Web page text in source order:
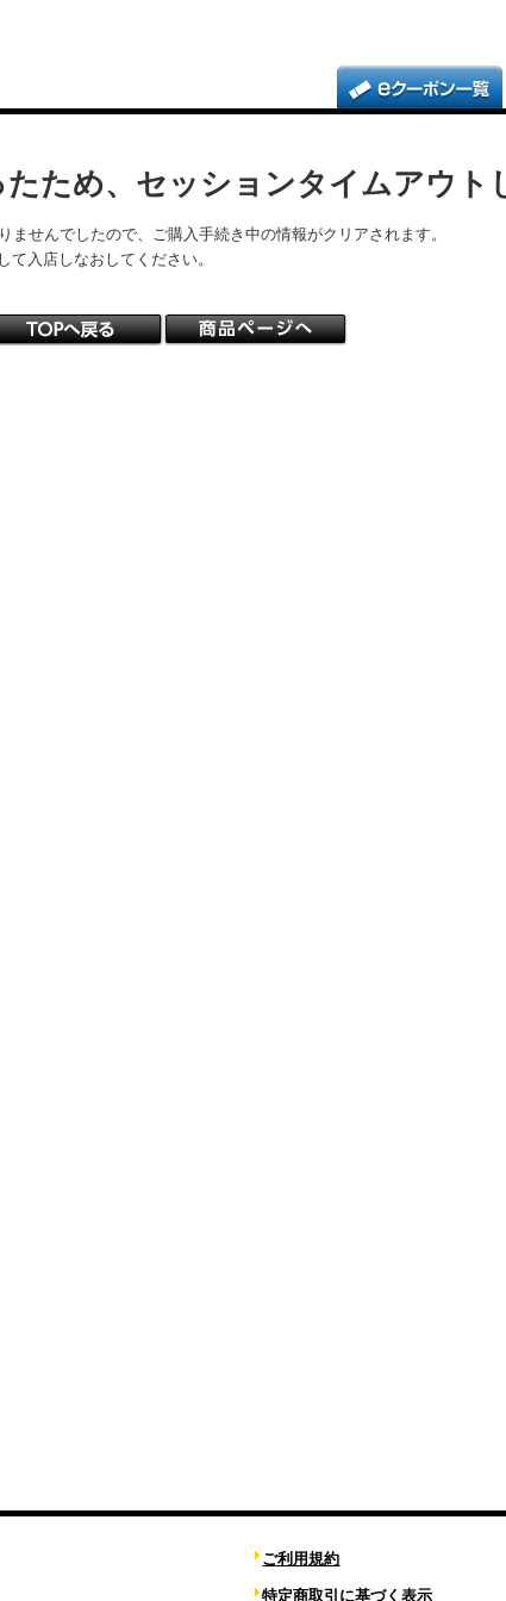
ため、セッションタイムアウト
せんでしたので、ご購入手続き中の情報がクリアされます。
入店しなおしてください。
ご利用規約
特定商取引に基づく表示